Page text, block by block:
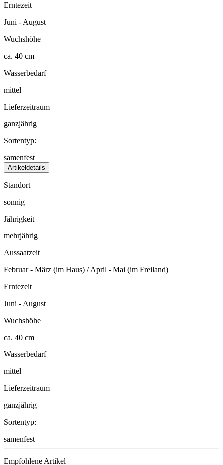
Erntezeit
Juni - August
Wuchshöhe
ca. 40 cm
Wasserbedarf
mittel
Lieferzeitraum
ganzjährig
Sortentyp:
samenfest
Artikeldetails
Standort
sonnig
Jährigkeit
mehrjährig
Aussaatzeit
Februar - März (im Haus) / April - Mai (im Freiland)
Erntezeit
Juni - August
Wuchshöhe
ca. 40 cm
Wasserbedarf
mittel
Lieferzeitraum
ganzjährig
Sortentyp:
samenfest
Empfohlene Artikel